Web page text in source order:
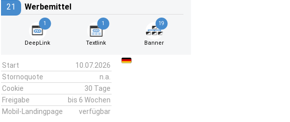
21 Werbemittel
1
DeepLink
1
Textlink
19
Banner
Start
10.07.2026
Stornoquote
n.a.
Cookie
30 Tage
Freigabe
bis 6 Wochen
Mobil-Landingpage
verfügbar